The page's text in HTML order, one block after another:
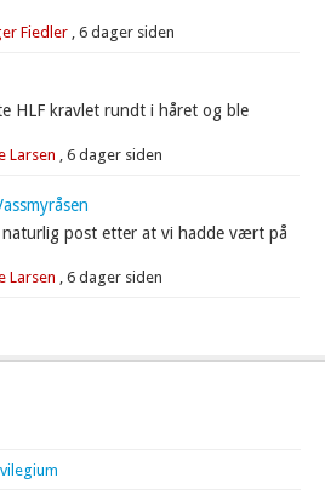
Fiedler ,6 dager siden
HLF kravlet rundt i håret og ble
Larsen ,6 dager siden
naturlig post etter at vi hadde vært på
Larsen ,6 dager siden